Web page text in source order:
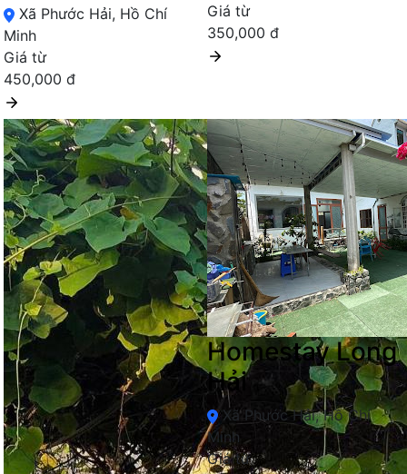
Xã Phước Hải, Hồ Chí
Minh
Giá từ
450,000 đ
Giá từ
350,000 đ
Homestay Long
Hải
Xã Phước Hải, Hồ Chí
Minh
Giá từ